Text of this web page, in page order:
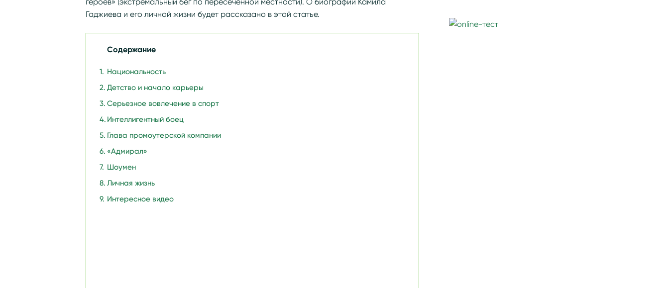
Гаджиева и его личной жизни будет рассказано в этой статье.
Содержание
Национальность
Детство и начало карьеры
Серьезное вовлечение в спорт
Интеллигентный боец
Глава промоутерской компании
«Адмирал»
Шоумен
Личная жизнь
Интересное видео